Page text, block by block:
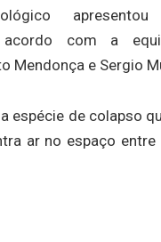
apresentou
acordo com a
Mendonça e Sergio
espécie de colapso
ar no espaço